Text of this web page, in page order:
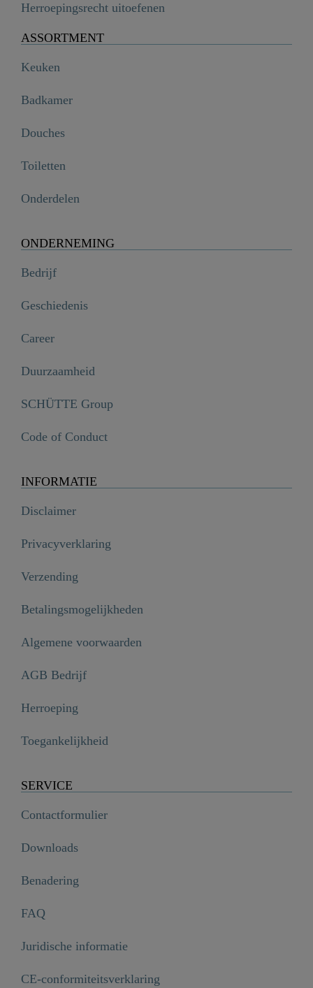
Herroepingsrecht uitoefenen
ASSORTMENT
Keuken
Badkamer
Douches
Toiletten
Onderdelen
ONDERNEMING
Bedrijf
Geschiedenis
Career
Duurzaamheid
SCHÜTTE Group
Code of Conduct
INFORMATIE
Disclaimer
Privacyverklaring
Verzending
Betalingsmogelijkheden
Algemene voorwaarden
AGB Bedrijf
Herroeping
Toegankelijkheid
SERVICE
Contactformulier
Downloads
Benadering
FAQ
Juridische informatie
CE-conformiteitsverklaring